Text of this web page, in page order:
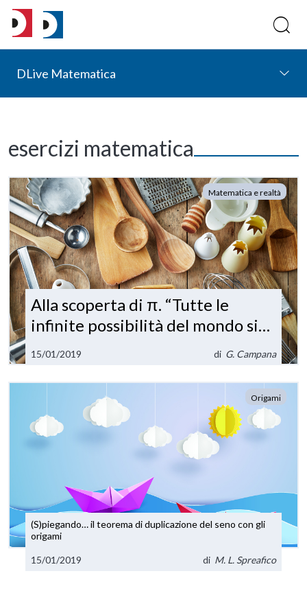
DLive Matematica
esercizi matematica
Matematica e realtà
Alla scoperta di π. “Tutte le
infinite possibilità del mondo si
semplice numero”
15/01/2019 di G. Campana
Origami
(S)piegando… il teorema di duplicazione del seno con gli
origami
15/01/2019 di M. L. Spreafico